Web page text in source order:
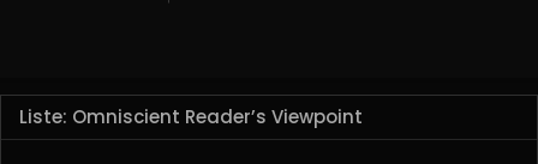
Liste: Omniscient Reader’s Viewpoint